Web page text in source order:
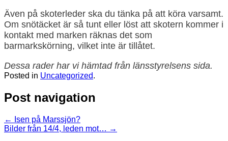
Även på skoterleder ska du tänka på att köra varsamt.
Om snötäcket är så tunt eller löst att skotern kommer i
kontakt med marken räknas det som
barmarkskörning, vilket inte är tillåtet.
Dessa rader har vi hämtad från länsstyrelsens sida.
Posted in Uncategorized.
Post navigation
←
Isen på Marssjön?
Bilder från 14/4, leden mot… →